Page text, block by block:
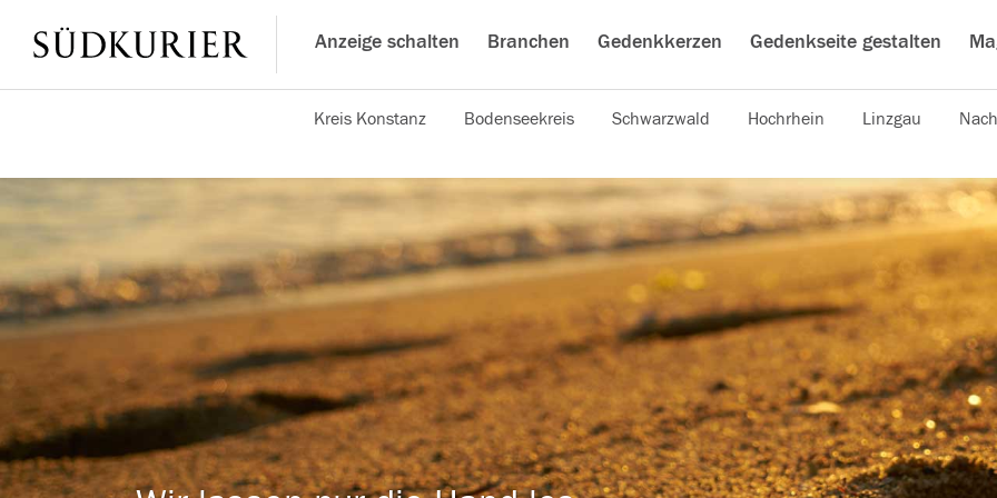
Anzeige schalten Branchen Gedenkkerzen Gedenkseite gestalten
Kreis Konstanz Bodenseekreis Schwarzwald Hochrhein Linzgau